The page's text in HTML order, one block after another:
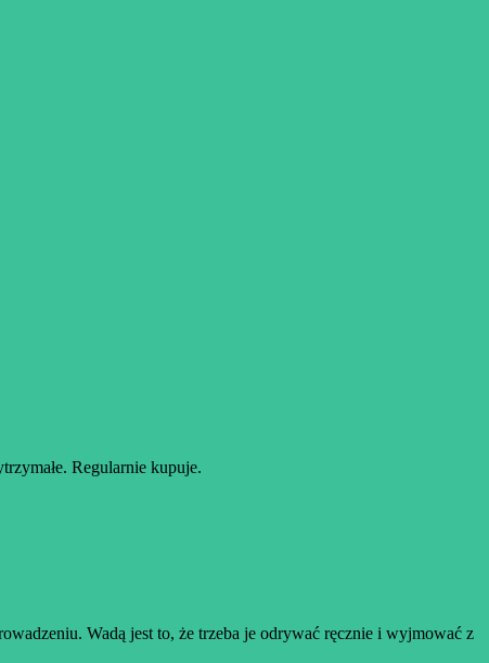
Regularnie kupuje.
Wadą jest to, że trzeba je odrywać ręcznie i wyjmować z